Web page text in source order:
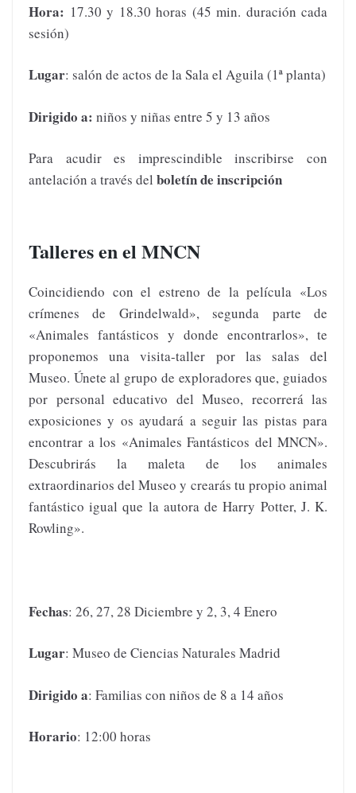
Hora: 17.30 y 18.30 horas (45 min. duración cada
sesión)
Lugar: salón de actos de la Sala el Aguila (1ª planta)
Dirigido a: niños y niñas entre 5 y 13 años
Para acudir es imprescindible inscribirse con
antelación a través del boletín de inscripción
Talleres en el MNCN
Coincidiendo con el estreno de la película «Los
crímenes de Grindelwald», segunda parte de
«Animales fantásticos y donde encontrarlos», te
proponemos una visita-taller por las salas del
Museo. Únete al grupo de exploradores que, guiados
por personal educativo del Museo, recorrerá las
exposiciones y os ayudará a seguir las pistas para
encontrar a los «Animales Fantásticos del MNCN».
Descubrirás la maleta de los animales
extraordinarios del Museo y crearás tu propio animal
fantástico igual que la autora de Harry Potter, J. K.
Rowling».
Fechas: 26, 27, 28 Diciembre y 2, 3, 4 Enero
Lugar: Museo de Ciencias Naturales Madrid
Dirigido a: Familias con niños de 8 a 14 años
Horario: 12:00 horas